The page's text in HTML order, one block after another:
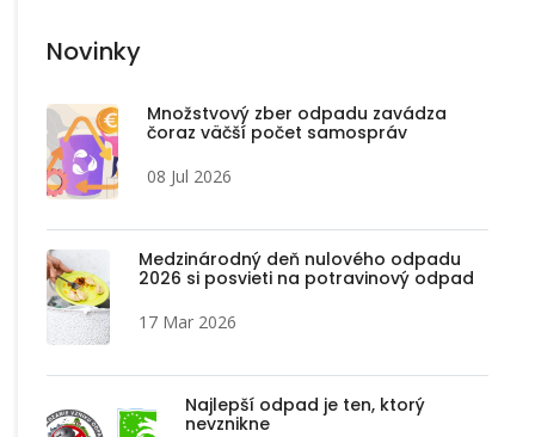
Novinky
Množstvový zber odpadu zavádza
čoraz väčší počet samospráv
08 Jul 2026
Medzinárodný deň nulového odpadu
2026 si posvieti na potravinový odpad
17 Mar 2026
Najlepší odpad je ten, ktorý
nevznikne